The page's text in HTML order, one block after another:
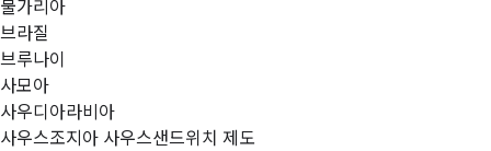
불가리아
브라질
브루나이
사모아
사우디아라비아
사우스조지아 사우스샌드위치 제도